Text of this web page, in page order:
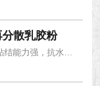
散乳胶粉
可再分散乳胶粉是胶粉的一种，粘结能力强，抗水性...